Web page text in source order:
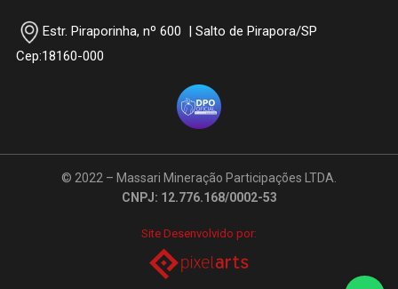
Estr. Piraporinha, nº 600 | Salto de Pirapora/SP
Cep:18160-000
© 2022 – Massari Mineração Participações LTDA.
CNPJ: 12.776.168/0002-53
Site Desenvolvido por: